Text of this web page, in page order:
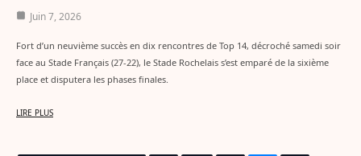
Juin 7, 2026
Fort d’un neuvième succès en dix rencontres de Top 14, décroché samedi soir
face au Stade Français (27-22), le Stade Rochelais s’est emparé de la sixième
place et disputera les phases finales.
LIRE PLUS